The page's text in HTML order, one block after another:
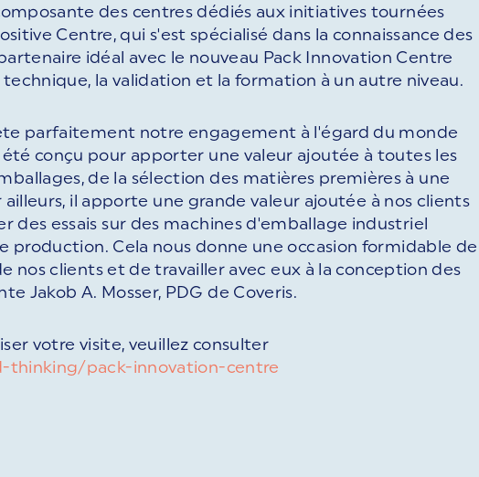
des centres dédiés aux initiatives tournées
Centre, qui s'est spécialisé dans la connaissance des
idéal avec le nouveau Pack Innovation Centre
la validation et la formation à un autre niveau.
parfaitement notre engagement à l'égard du monde
conçu pour apporter une valeur ajoutée à toutes les
de la sélection des matières premières à une
il apporte une grande valeur ajoutée à nos clients
essais sur des machines d'emballage industriel
production. Cela nous donne une occasion formidable de
nos clients et de travailler avec eux à la conception des
Jakob A. Mosser, PDG de Coveris.
votre visite, veuillez consulter
thinking/pack-innovation-centre